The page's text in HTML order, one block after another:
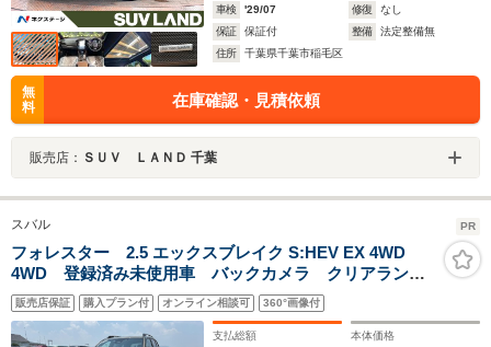
車検
'29/07 修復
なし
保証
保証付 整備
法定整備無
住所
千葉県千葉市稲毛区
無
料
在庫確認・見積依頼
販売店： ＳＵＶ ＬＡＮＤ 千葉
スバル PR
フォレスター 2.5 エックスブレイク S:HEV EX 4WD
4WD 登録済み未使用車 バックカメラ クリアランス
ソナー オートクルーズコントロール レーンアシス
ト パワーシート 衝突被害軽減システム オートライ
ト LEDヘッドランプ ヘッドライトウォッシャー
販売店保証 購入プラン付 オンライン相談可 360°画像付
支払総額 本体価格